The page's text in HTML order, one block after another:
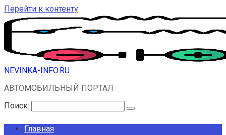
Перейти к контенту
NEVINKA-INFO.RU
АВТОМОБИЛЬНЫЙ ПОРТАЛ
Поиск:
Главная